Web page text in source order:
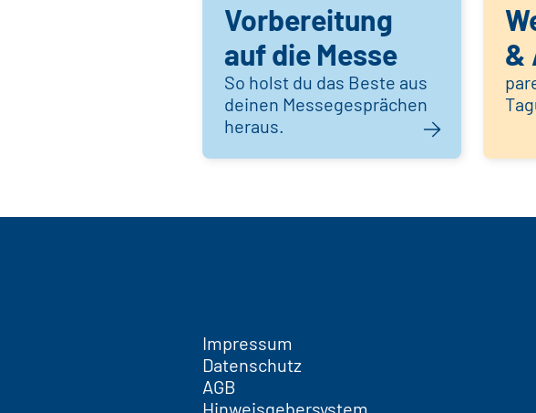
Vorbereitung
auf die Messe
So holst du das Beste aus
deinen Messegesprächen
heraus.
&
Impressum
Datenschutz
AGB
Hinweisgebersystem